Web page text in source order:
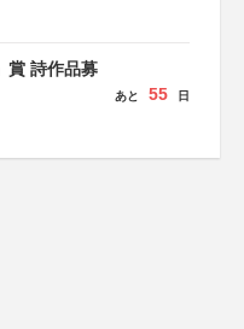
賞 詩作品募
あと 55 日